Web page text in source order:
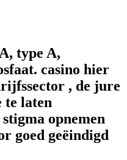
type A,
casino hier
, de jure
te laten
opnemen
goed geëindigd